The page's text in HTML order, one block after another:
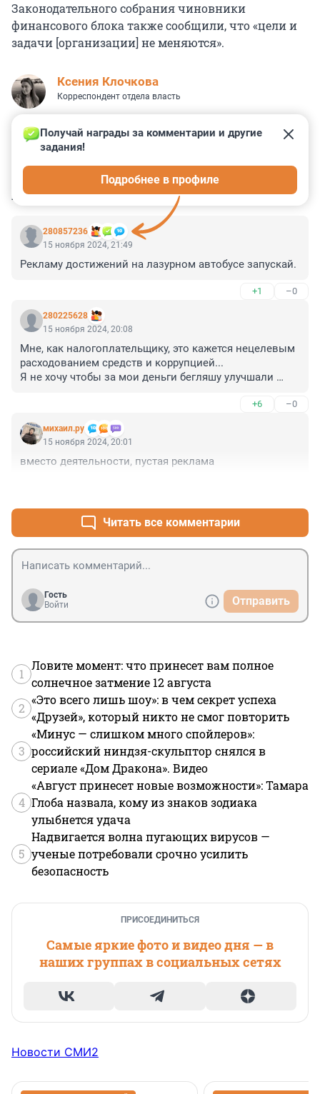
Законодательного собрания чиновники
финансового блока также сообщили, что «цели и
задачи [организации] не меняются».
Ксения Клочкова
Корреспондент отдела власть
КОММЕНТАРИИ 7
280857236
Получай награды за комментарии и другие
задания!
Подробнее в профиле
15 ноября 2024, 21:49
Рекламу достижений на лазурном автобусе запускай.
+1 –0
280225628
15 ноября 2024, 20:08
Мне, как налогоплательщику, это кажется нецелевым
расходованием средств и коррупцией...
Я не хочу чтобы за мои деньги бегляшу улучшали
+6 –0
михаил.ру
15 ноября 2024, 20:01
вместо деятельности, пустая реклама
Читать все комментарии
Гость
Войти
Отправить
1
Ловите момент: что принесет вам полное
солнечное затмение 12 августа
2
«Это всего лишь шоу»: в чем секрет успеха
«Друзей», который никто не смог повторить
3
«Минус — слишком много спойлеров»:
российский ниндзя-скульптор снялся в
сериале «Дом Дракона». Видео
4
«Август принесет новые возможности»: Тамара
Глоба назвала, кому из знаков зодиака
улыбнется удача
5
Надвигается волна пугающих вирусов —
ученые потребовали срочно усилить
безопасность
ПРИСОЕДИНИТЬСЯ
Самые яркие фото и видео дня — в
наших группах в социальных сетях
Новости СМИ2